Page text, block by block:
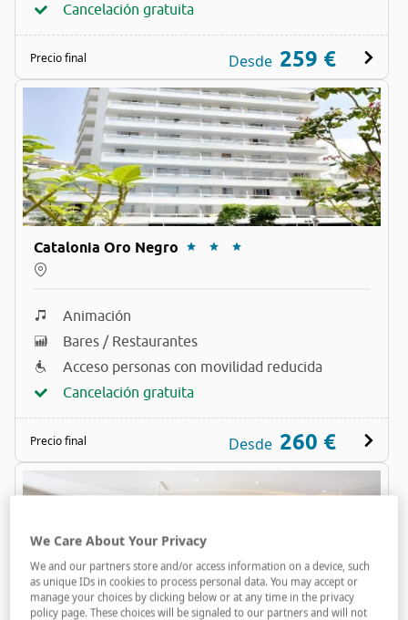
Cancelación gratuita
Precio final Desde 259 €
Catalonia Oro Negro
Animación
Bares / Restaurantes
Acceso personas con movilidad reducida
Cancelación gratuita
Precio final Desde 260 €
We Care About Your Privacy
We and our partners store and/or access information on a device, such
as unique IDs in cookies to process personal data. You may accept or
manage your choices by clicking below or at any time in the privacy
policy page. These choices will be signaled to our partners and will not